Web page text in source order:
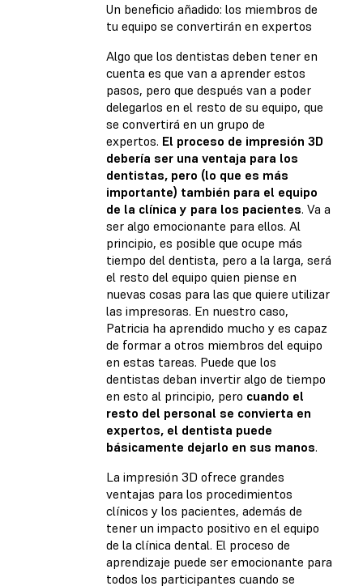
Un beneficio añadido: los miembros de
tu equipo se convertirán en expertos
Algo que los dentistas deben tener en
cuenta es que van a aprender estos
pasos, pero que después van a poder
delegarlos en el resto de su equipo, que
se convertirá en un grupo de
expertos. El proceso de impresión 3D
debería ser una ventaja para los
dentistas, pero (lo que es más
importante) también para el equipo
de la clínica y para los pacientes. Va a
ser algo emocionante para ellos. Al
principio, es posible que ocupe más
tiempo del dentista, pero a la larga, será
el resto del equipo quien piense en
nuevas cosas para las que quiere utilizar
las impresoras. En nuestro caso,
Patricia ha aprendido mucho y es capaz
de formar a otros miembros del equipo
en estas tareas. Puede que los
dentistas deban invertir algo de tiempo
en esto al principio, pero cuando el
resto del personal se convierta en
expertos, el dentista puede
básicamente dejarlo en sus manos.
La impresión 3D ofrece grandes
ventajas para los procedimientos
clínicos y los pacientes, además de
tener un impacto positivo en el equipo
de la clínica dental. El proceso de
aprendizaje puede ser emocionante para
todos los participantes cuando se